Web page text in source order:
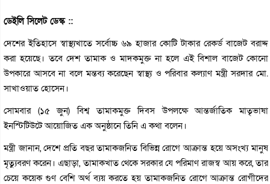
ডেইলি সিলেট ডেস্ক ::
দেশের ইতিহাসে স্বাস্থ্যখাতে সর্বোচ্চ ৬৯ হাজার কোটি টাকার রেকর্ড বাজেট বরাদ্দ
করা হয়েছে। তবে দেশ তামাক ও মাদকমুক্ত না হলে এই বিশাল বাজেট কোনো
উপকারে আসবে না বলে মন্তব্য করেছেন স্বাস্থ্য ও পরিবার কল্যাণ মন্ত্রী সরদার মো.
সাখাওয়াত হোসেন।
সোমবার (১৫ জুন) বিশ্ব তামাকমুক্ত দিবস উপলক্ষে আন্তর্জাতিক মাতৃভাষা
ইনস্টিটিউটে আয়োজিত এক অনুষ্ঠানে তিনি এ কথা বলেন।
মন্ত্রী জানান, দেশে প্রতি বছর তামাকজনিত বিভিন্ন রোগে আক্রান্ত হয়ে অসংখ্য মানুষ
মৃত্যুবরণ করেন। এছাড়া, তামাকখাত থেকে সরকার যে পরিমাণ রাজস্ব আয় করে, তার
চেয়ে কয়েক গুণ বেশি অর্থ ব্যয় করতে হয় তামাকজনিত রোগে আক্রান্ত রোগীদের